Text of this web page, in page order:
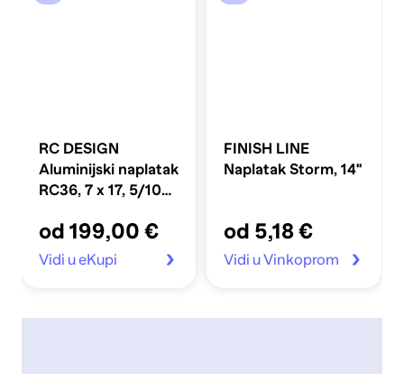
RC DESIGN
Aluminijski naplatak
RC36, 7 x 17, 5/108,
crni sjajni polirani
od 199,00 €
Vidi u eKupi
FINISH LINE
Naplatak Storm, 14''
od 5,18 €
Vidi u Vinkoprom